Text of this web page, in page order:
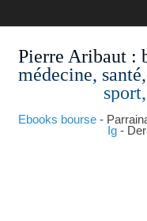
Pierre Aribaut :
médecine,
Ebooks bourse-
Ig-